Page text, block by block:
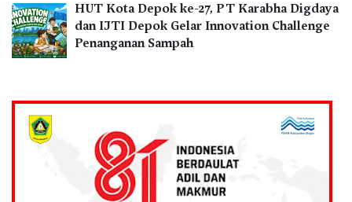
HUT Kota Depok ke-27, PT Karabha Digdaya
dan IJTI Depok Gelar Innovation Challenge
Penanganan Sampah